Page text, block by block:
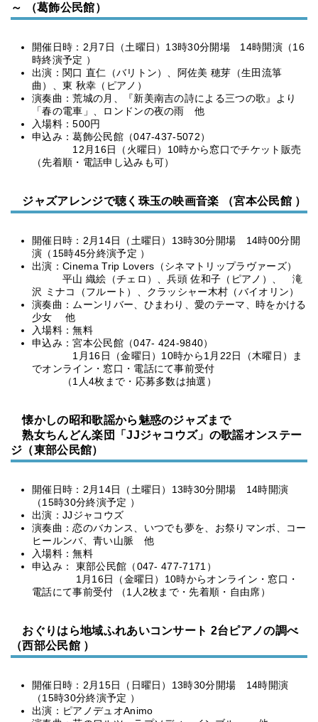
～ （葛飾公民館）
開催日時：2月7日（土曜日）13時30分開場 14時開演（16
時終演予定 ）
出演：関口 直仁（バリトン）、阿佐美 穂芽（生田流箏
曲）、東 秋幸（ピアノ）
演奏曲：荒城の月、『新美南吉の詩による三つの歌』より
「春の電車」、ロンドンの夜の雨 他
入場料：500円
申込み：葛飾公民館（047-437-5072）
12月16日（火曜日）10時から窓口でチケット販売
（先着順・電話申し込みも可）
ジャズアレンジで聴く珠玉の映画音楽 （宮本公民館 ）
開催日時：2月14日（土曜日）13時30分開場 14時00分開
演（15時45分終演予定 ）
出演：Cinema Trip Lovers（シネマトリップラヴァーズ）
平山 織絵（チェロ）、兵頭 佐和子（ピアノ）、 滝
沢 ミナコ（フルート）、クラッシャー木村（バイオリン）
演奏曲：ムーンリバー、ひまわり、愛のテーマ、時をかける
少女 他
入場料：無料
申込み：宮本公民館（047- 424-9840）
1月16日（金曜日）10時から1月22日（木曜日）ま
でオンライン・窓口・電話にて事前受付
（1人4枚まで・応募多数は抽選）
懐かしの昭和歌謡から魅惑のジャズまで
熟女ちんどん楽団「JJジャコウズ」の歌謡オンステー
ジ（東部公民館）
開催日時：2月14日（土曜日）13時30分開場 14時開演
（15時30分終演予定 ）
出演：JJジャコウズ
演奏曲：恋のバカンス、いつでも夢を、お祭りマンボ、コー
ヒールンバ、青い山脈 他
入場料：無料
申込み： 東部公民館（047- 477-7171）
1月16日（金曜日）10時からオンライン・窓口・
電話にて事前受付 （1人2枚まで・先着順・自由席）
おぐりはら地域ふれあいコンサート 2台ピアノの調べ
（西部公民館 ）
開催日時：2月15日（日曜日）13時30分開場 14時開演
（15時30分終演予定 ）
出演：ピアノデュオAnimo